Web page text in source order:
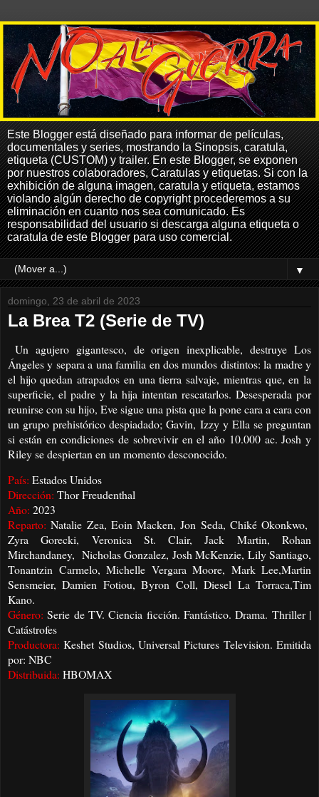
Este Blogger está diseñado para informar de películas,
documentales y series, mostrando la Sinopsis, caratula,
etiqueta (CUSTOM) y trailer. En este Blogger, se exponen
por nuestros colaboradores, Caratulas y etiquetas. Si con la
exhibición de alguna imagen, caratula y etiqueta, estamos
violando algún derecho de copyright procederemos a su
eliminación en cuanto nos sea comunicado. Es
responsabilidad del usuario si descarga alguna etiqueta o
caratula de este Blogger para uso comercial.
▼
domingo, 23 de abril de 2023
La Brea T2 (Serie de TV)
Un agujero gigantesco, de origen inexplicable, destruye Los
Ángeles y separa a una familia en dos mundos distintos: la madre y
el hijo quedan atrapados en una tierra salvaje, mientras que, en la
superficie, el padre y la hija intentan rescatarlos. Desesperada por
reunirse con su hijo, Eve sigue una pista que la pone cara a cara con
un grupo prehistórico despiadado; Gavin, Izzy y Ella se preguntan
si están en condiciones de sobrevivir en el año 10.000 ac. Josh y
Riley se despiertan en un momento desconocido.
País: Estados Unidos
Dirección: Thor Freudenthal
Año: 2023
Reparto:Natalie Zea, Eoin Macken, Jon Seda, Chiké Okonkwo,
Zyra Gorecki, Veronica St. Clair, Jack Martin, Rohan
Mirchandaney, Nicholas Gonzalez, Josh McKenzie, Lily Santiago,
Tonantzin Carmelo, Michelle Vergara Moore, Mark Lee,Martin
Sensmeier, Damien Fotiou, Byron Coll, Diesel La Torraca,Tim
Kano.
Género: Serie de TV. Ciencia ficción. Fantástico. Drama. Thriller |
Catástrofes
Productora:Keshet Studios, Universal Pictures Television. Emitida
por: NBC
Distribuida: HBOMAX